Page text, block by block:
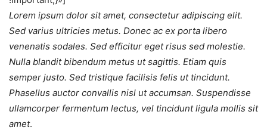
Lorem ipsum dolor sit amet, consectetur adipiscing elit.
Sed varius ultricies metus. Donec ac ex porta libero
venenatis sodales. Sed efficitur eget risus sed molestie.
Nulla blandit bibendum metus ut sagittis. Etiam quis
semper justo. Sed tristique facilisis felis ut tincidunt.
Phasellus auctor convallis nisl ut accumsan. Suspendisse
ullamcorper fermentum lectus, vel tincidunt ligula mollis sit
amet.